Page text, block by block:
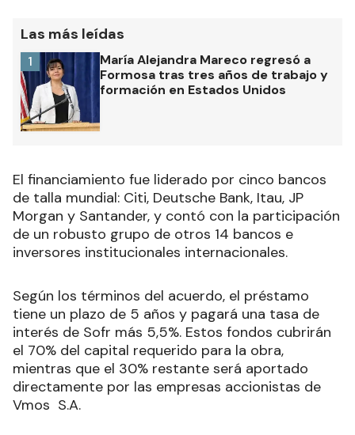
Las más leídas
María Alejandra Mareco regresó a
Formosa tras tres años de trabajo y
formación en Estados Unidos
1
El financiamiento fue liderado por cinco bancos
de talla mundial: Citi, Deutsche Bank, Itau, JP
Morgan y Santander, y contó con la participación
de un robusto grupo de otros 14 bancos e
inversores institucionales internacionales.
Según los términos del acuerdo, el préstamo
tiene un plazo de 5 años y pagará una tasa de
interés de Sofr más 5,5%. Estos fondos cubrirán
el 70% del capital requerido para la obra,
mientras que el 30% restante será aportado
directamente por las empresas accionistas de
Vmos S.A.